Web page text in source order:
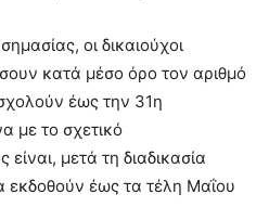
οι δικαιούχοι
κατά μέσο όρο τον αριθμό
έως την 31η
με το σχετικό
μετά τη διαδικασία
εκδοθούν έως τα τέλη Μαΐου